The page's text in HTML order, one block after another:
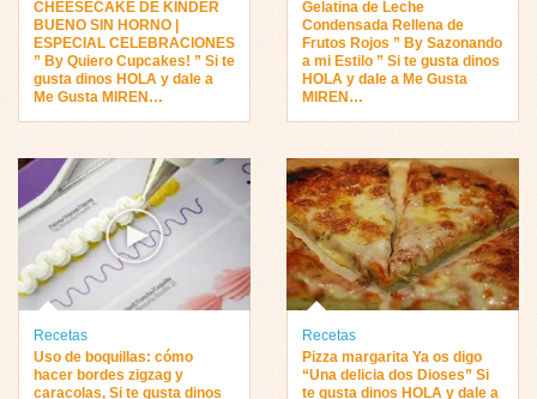
CHEESECAKE DE KINDER
BUENO SIN HORNO |
ESPECIAL CELEBRACIONES
” By Quiero Cupcakes! ” Si te
gusta dinos HOLA y dale a
Me Gusta MIREN…
Gelatina de Leche
Condensada Rellena de
Frutos Rojos ” By Sazonando
a mi Estilo ” Si te gusta dinos
HOLA y dale a Me Gusta
MIREN…
Recetas
Uso de boquillas: cómo
hacer bordes zigzag y
caracolas, Si te gusta dinos
Recetas
Pizza margarita Ya os digo
“Una delicia dos Dioses” Si
te gusta dinos HOLA y dale a